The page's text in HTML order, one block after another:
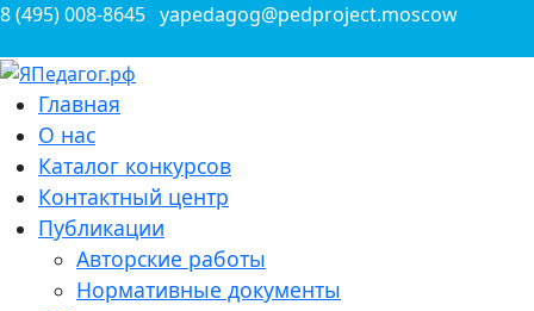
Перейти
содержимому
8 (495) 008-8645 yapedagog@pedproject.moscow
ЯПедагог.рф
Всероссийские конкурсы для педагогов
Главная
О нас
Каталог конкурсов
Контактный центр
Публикации
Авторские работы
Нормативные документы